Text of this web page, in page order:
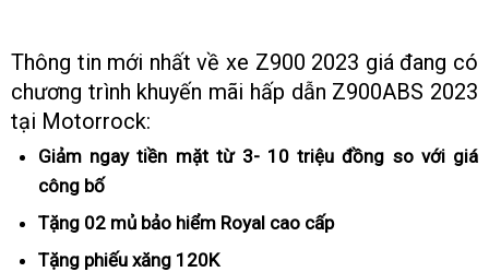
Thông tin mới nhất về xe Z900 2023 giá đang có
chương trình khuyến mãi dễ
thế
thoải
mái
hấp dẫn Z900ABS 2023
tại Motorrock:
Giảm ngay tiền mặt từ 3- 10 triệu đồng so với giá
công bố
thùng
Tặng 02 mủ bảo hiểm Royal cứu
cao cấp
Tặng phiếu xăng 120Ktiếng